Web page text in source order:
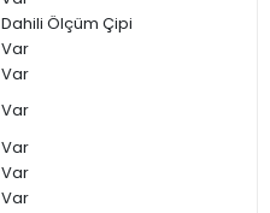
Dahili Ölçüm Çipi
Var
Var
Var
Var
Var
Var